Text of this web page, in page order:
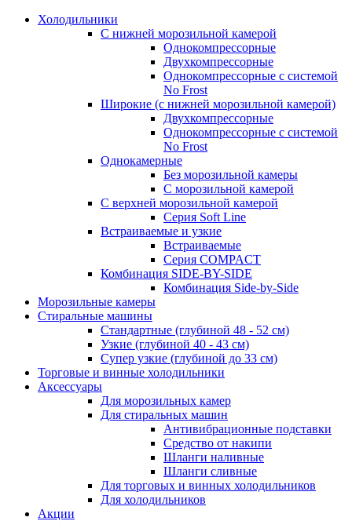
Холодильники
С нижней морозильной камерой
Однокомпрессорные
Двухкомпрессорные
Однокомпрессорные с системой
No Frost
Широкие (с нижней морозильной камерой)
Двухкомпрессорные
Однокомпрессорные с системой
No Frost
Однокамерные
Без морозильной камеры
С морозильной камерой
С верхней морозильной камерой
Серия Soft Line
Встраиваемые и узкие
Встраиваемые
Серия СOMPACT
Комбинация SIDE-BY-SIDE
Комбинация Side-by-Side
Морозильные камеры
Стиральные машины
Стандартные (глубиной 48 - 52 см)
Узкие (глубиной 40 - 43 см)
Супер узкие (глубиной до 33 см)
Торговые и винные холодильники
Аксессуары
Для морозильных камер
Для стиральных машин
Антивибрационные подставки
Средство от накипи
Шланги наливные
Шланги сливные
Для торговых и винных холодильников
Для холодильников
Акции